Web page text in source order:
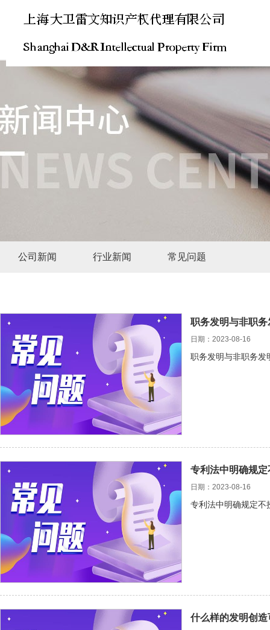
公司新闻 行业新闻 常见问题
职务发明与非职
日期：2023-08-16
职务发明与非职务发
专利法中明确规
日期：2023-08-16
专利法中明确规定不
什么样的发明创